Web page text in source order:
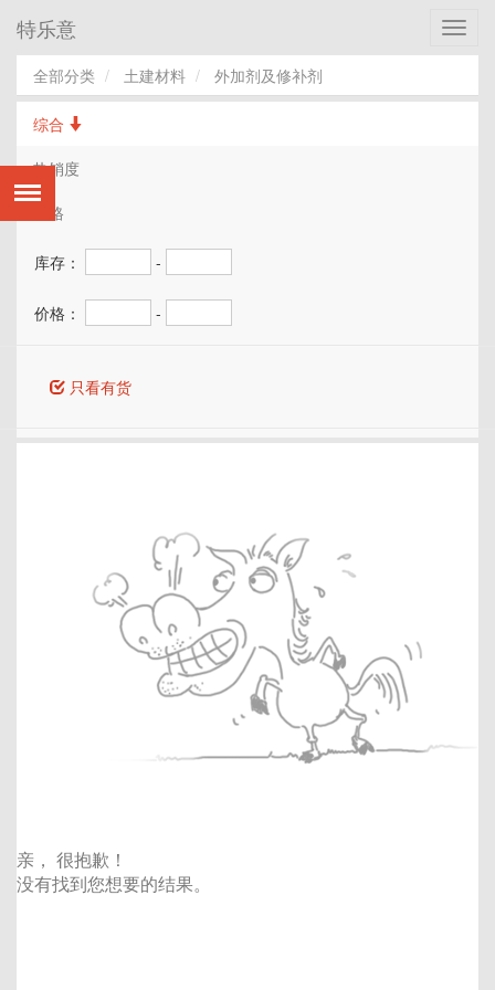
特乐意
全部分类 土建材料 外加剂及修补剂
综合
热销度
价格
库存： -
价格： -
只看有货
亲， 很抱歉！
没有找到您想要的结果。